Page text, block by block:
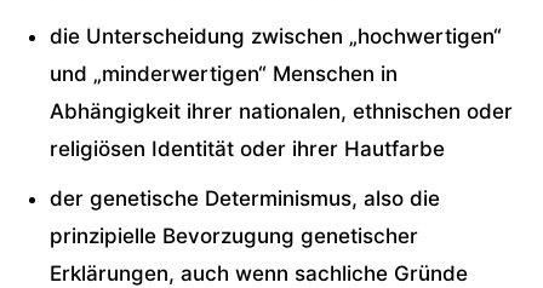
die Unterscheidung zwischen „hochwertigen“
und „minderwertigen“ Menschen in
Abhängigkeit ihrer nationalen, ethnischen oder
religiösen Identität oder ihrer Hautfarbe
der genetische Determinismus, also die
prinzipielle Bevorzugung genetischer
Erklärungen, auch wenn sachliche Gründe